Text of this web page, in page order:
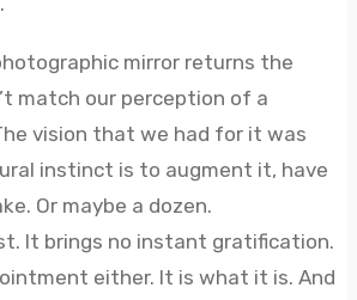
mirror returns the
match our perception of a
vision that we had for it was
instinct is to augment it, have
Or maybe a dozen.
It brings no instant gratification.
either. It is what it is. And